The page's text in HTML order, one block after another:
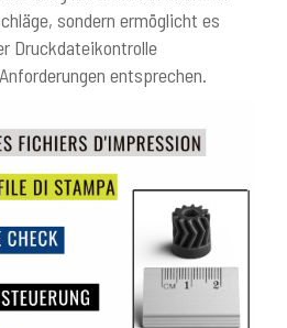
sondern ermöglicht es
Druckdateikontrolle
entsprechen.